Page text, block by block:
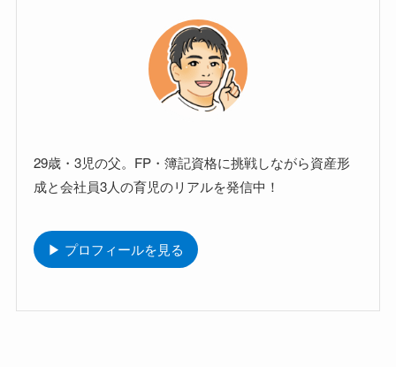
29歳・3児の父。FP・簿記資格に挑戦しながら資産形
成と会社員3人の育児のリアルを発信中！
▶ プロフィールを見る